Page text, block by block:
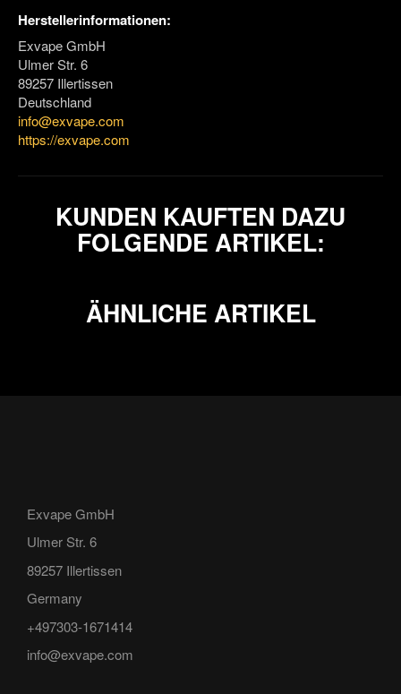
Herstellerinformationen:
Exvape GmbH
Ulmer Str. 6
89257 Illertissen
Deutschland
info@exvape.com
https://exvape.com
KUNDEN KAUFTEN DAZU
FOLGENDE ARTIKEL:
ÄHNLICHE ARTIKEL
Exvape GmbH
Ulmer Str. 6
89257 Illertissen
Germany
+497303-1671414
info@exvape.com